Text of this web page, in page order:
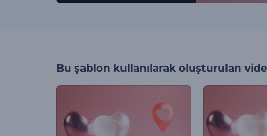
Bu şablon kullanılarak oluşturulan